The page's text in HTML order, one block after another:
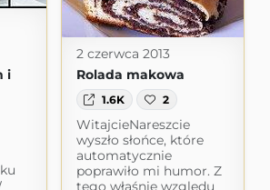
i
2 czerwca 2013
Rolada makowa
1.6K 2
WitajcieNareszcie
wyszło słońce, które
automatycznie
poprawiło mi humor. Z
tego właśnie względu